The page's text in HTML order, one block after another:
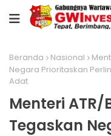
Beranda Nasional
Negara Prioritaskan
Adat
Menteri ATR/
Tegaskan